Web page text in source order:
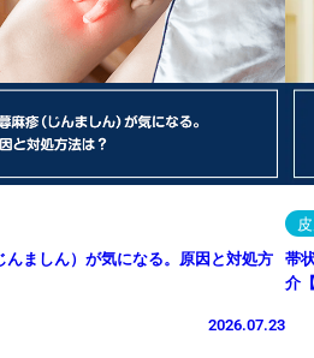
ましん）が気になる。原因と対処方
2026.07.23
帯
介